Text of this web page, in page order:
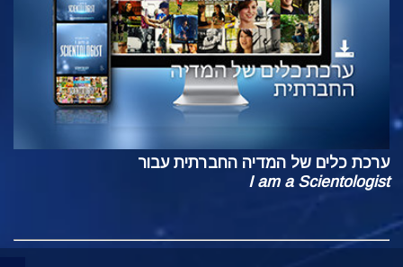
ערכת כלים של המדיה החברתית עבור
I am a Scientologist